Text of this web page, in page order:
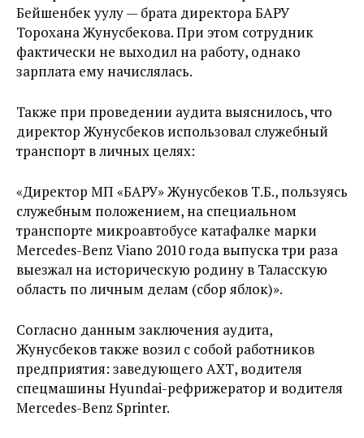
Бейшенбек уулу — брата директора БАРУ
Торохана Жунусбекова. При этом сотрудник
фактически не выходил на работу, однако
зарплата ему начислялась.
Также при проведении аудита выяснилось, что
директор Жунусбеков использовал служебный
транспорт в личных целях:
«Директор МП «БАРУ» Жунусбеков Т.Б., пользуясь
служебным положением, на специальном
транспорте микроавтобусе катафалке марки
Mercedes-Benz Viano 2010 года выпуска три раза
выезжал на историческую родину в Таласскую
область по личным делам (сбор яблок)».
Согласно данным заключения аудита,
Жунусбеков также возил с собой работников
предприятия: заведующего АХТ, водителя
спецмашины Hyundai-рефрижератор и водителя
Mercedes-Benz Sprinter.